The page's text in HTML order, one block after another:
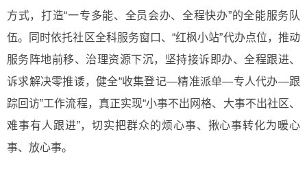
方式，打造“一专多能、全员会办、全程快办”的全能服务队
伍。同时依托社区全科服务窗口、“红枫小站”代办点位，推动
服务阵地前移、治理资源下沉，坚持接诉即办、全程跟进、
诉求解决零推诿，健全“收集登记—精准派单—专人代办—跟
踪回访”工作流程，真正实现“小事不出网格、大事不出社区、
难事有人跟进”，切实把群众的烦心事、揪心事转化为暖心
事、放心事。